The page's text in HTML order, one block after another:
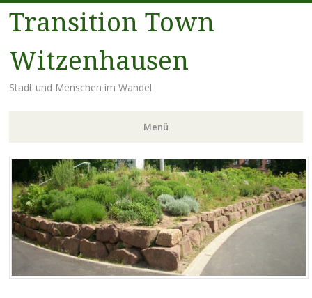
Transition Town
Witzenhausen
Stadt und Menschen im Wandel
Menü
Zum
Inhalt
springen